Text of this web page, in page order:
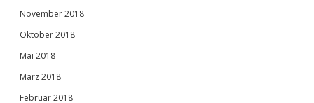
November 2018
Oktober 2018
Mai 2018
März 2018
Februar 2018